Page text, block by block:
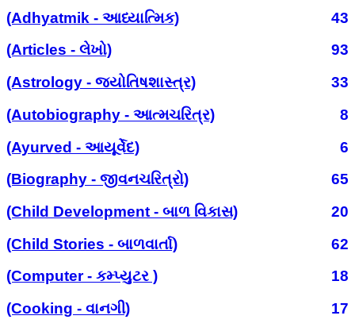
(Adhyatmik - આધ્યાત્મિક)
43
(Articles - લેખો)
93
(Astrology - જ્યોતિષશાસ્ત્ર)
33
(Autobiography - આત્મચરિત્ર)
8
(Ayurved - આયૂર્વેદ)
6
(Biography - જીવનચરિત્રો)
65
(Child Development - બાળ વિકાસ)
20
(Child Stories - બાળવાર્તા)
62
(Computer - કમ્પ્યુટર )
18
(Cooking - વાનગી)
17